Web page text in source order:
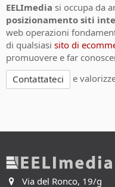
EELImedia si occupa da
posizionamento siti
web operazioni
di qualsiasi sito di
promuovere e far
Contattateci
e
Via del Ronco, 19/g